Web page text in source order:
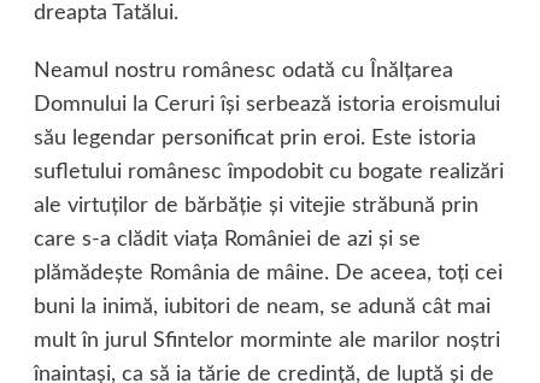
dreapta Tatălui.
Neamul nostru românesc odată cu Înălţarea
Domnului la Ceruri îşi serbează istoria eroismului
său legendar personificat prin eroi. Este istoria
sufletului românesc împodobit cu bogate realizări
ale virtuţilor de bărbăţie şi vitejie străbună prin
care s-a clădit viaţa României de azi şi se
plămădeşte România de mâine. De aceea, toţi cei
buni la inimă, iubitori de neam, se adună cât mai
mult în jurul Sfintelor morminte ale marilor noştri
înaintaşi, ca să ia tărie de credinţă, de luptă şi de